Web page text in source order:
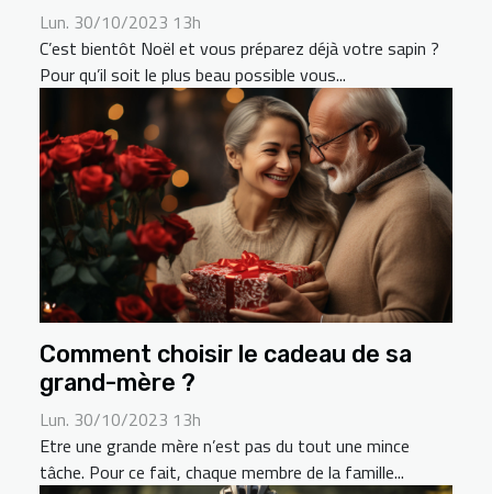
Lun. 30/10/2023 13h
C’est bientôt Noël et vous préparez déjà votre sapin ?
Pour qu’il soit le plus beau possible vous...
Comment choisir le cadeau de sa
grand-mère ?
Lun. 30/10/2023 13h
Etre une grande mère n’est pas du tout une mince
tâche. Pour ce fait, chaque membre de la famille...